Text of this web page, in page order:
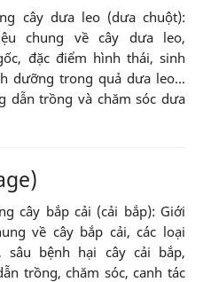
cây dưa leo (dưa chuột):
chung về cây dưa leo,
đặc điểm hình thái, sinh
dưỡng trong quả dưa leo...
dẫn trồng và chăm sóc dưa
cây bắp cải (cải bắp): Giới
về cây bắp cải, các loại
sâu bệnh hại cây cải bắp,
trồng, chăm sóc, canh tác